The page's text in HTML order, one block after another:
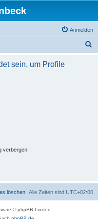
Anmelden
h
sein, um Profile
verbergen
Alle Zeiten sind UTC+02:00
löschen
© phpBB Limited